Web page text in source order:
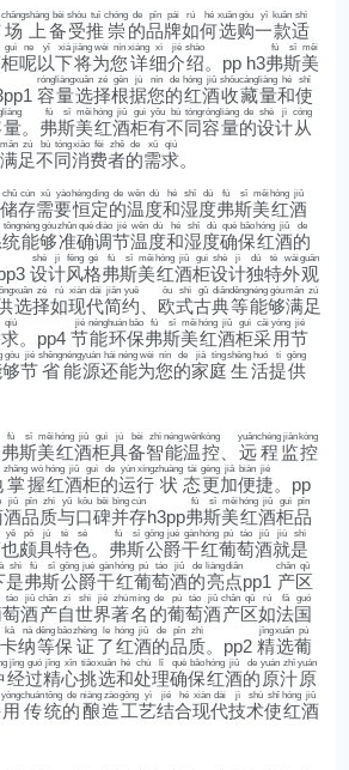
场
chǎng
上
shàng
备
bèi
受
shòu
推
tuī
崇
chóng
的
de
品
pǐn
牌
pái
如
rú
何
hé
选
xuǎn
购
gòu
一
yī
款
kuǎn
适
shì
柜
guì
呢
ne
以
yǐ
下
xià
将
jiāng
为
wèi
您
nín
详
xiáng
细
xì
介
jiè
绍
shào
。pp h3弗
fú
斯
sī
美
měi
容
róng
量
liàng
选
xuǎn
择
zé
根
gēn
据
jù
您
nín
的
de
红
hóng
酒
jiǔ
收
shōu
藏
cáng
量
liàng
和
hé
使
shǐ
量
liàng
。 弗
fú
斯
sī
美
měi
红
hóng
酒
jiǔ
柜
guì
有
yǒu
不
bù
同
tóng
容
róng
量
liàng
的
de
设
shè
计
jì
从
cóng
满
mǎn
足
zú
不
bù
同
tóng
消
xiāo
费
fèi
者
zhě
的
de
需
xū
求
qiú
。
储
chǔ
存
cún
需
xū
要
yào
恒
héng
定
dìng
的
de
温
wēn
度
dù
和
hé
湿
shī
度
dù
弗
fú
斯
sī
美
měi
红
hóng
酒
jiǔ
统
tǒng
能
néng
够
gòu
准
zhǔn
确
què
调
diào
节
jié
温
wēn
度
dù
和
hé
湿
shī
度
dù
确
què
保
bǎo
红
hóng
酒
jiǔ
的
de
设
shè
计
jì
风
fēng
格
gé
弗
fú
斯
sī
美
měi
红
hóng
酒
jiǔ
柜
guì
设
shè
计
jì
独
dú
特
tè
外
wài
观
guān
选
xuǎn
择
zé
如
rú
现
xiàn
代
dài
简
jiǎn
约
yuē
欧
ōu
式
shì
古
gǔ
典
diǎn
等
děng
能
néng
够
gòu
满
mǎn
足
zú
求
qiú
。pp4节
jié
能
néng
环
huán
保
bǎo
弗
fú
斯
sī
美
měi
红
hóng
酒
jiǔ
柜
guì
采
cǎi
用
yòng
节
jié
够
gòu
节
jié
省
shěng
能
néng
源
yuán
还
hái
能
néng
为
wèi
您
nín
的
de
家
jiā
庭
tíng
生
shēng
活
huó
提
tí
供
gōng
弗
fú
斯
sī
美
měi
红
hóng
酒
jiǔ
柜
guì
具
jù
备
bèi
智
zhì
能
néng
温
wēn
控
kòng
远
yuǎn
程
chéng
监
jiān
控
kòng
掌
zhǎng
握
wò
红
hóng
酒
jiǔ
柜
guì
的
de
运
yùn
行
xíng
状
zhuàng
态
tài
更
gèng
加
jiā
便
biàn
捷
jié
。pp
酒
jiǔ
品
pǐn
质
zhì
与
yǔ
口
kǒu
碑
bēi
并
bìng
存
cún
h3pp弗
fú
斯
sī
美
měi
红
hóng
酒
jiǔ
柜
guì
品
pǐn
也
yě
颇
pǒ
具
jù
特
tè
色
sè
。 弗
fú
斯
sī
公
gōng
爵
jué
干
gàn
红
hóng
葡
pú
萄
táo
酒
jiǔ
就
jiù
是
shì
是
shì
弗
fú
斯
sī
公
gōng
爵
jué
干
gàn
红
hóng
葡
pú
萄
táo
酒
jiǔ
的
de
亮
liàng
点
diǎn
pp1 产
chǎn
区
qū
萄
táo
酒
jiǔ
产
chǎn
自
zì
世
shì
界
jiè
著
zhù
名
míng
的
de
葡
pú
萄
táo
酒
jiǔ
产
chǎn
区
qū
如
rú
法
fǎ
国
guó
卡
kǎ
纳
nà
等
děng
保
bǎo
证
zhèng
了
le
红
hóng
酒
jiǔ
的
de
品
pǐn
质
zhì
。pp2精
jīng
选
xuǎn
葡
pú
经
jīng
过
guò
精
jīng
心
xīn
挑
tiāo
选
xuǎn
和
hé
处
chù
理
lǐ
确
què
保
bǎo
红
hóng
酒
jiǔ
的
de
原
yuán
汁
zhī
原
yuán
用
yòng
传
chuán
统
tǒng
的
de
酿
niàng
造
zào
工
gōng
艺
yì
结
jié
合
hé
现
xiàn
代
dài
技
jì
术
shù
使
shǐ
红
hóng
酒
jiǔ